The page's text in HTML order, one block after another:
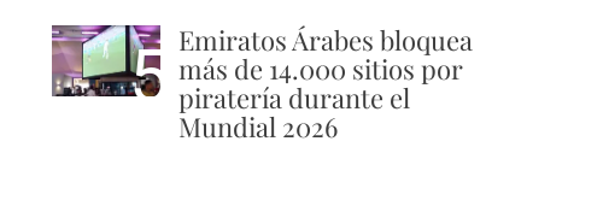
5 Emiratos Árabes bloquea
más de 14.000 sitios por
piratería durante el
Mundial 2026